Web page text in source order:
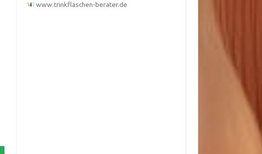
www.trinkflaschen-berater.de